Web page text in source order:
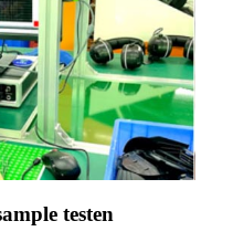
testen